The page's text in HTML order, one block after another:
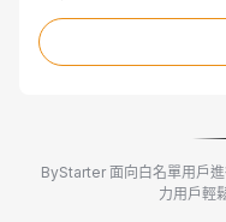
ByStarter 面向白名單用戶
力用戶輕